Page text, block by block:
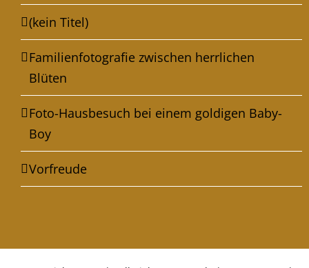
(kein Titel)
Familienfotografie zwischen herrlichen
Blüten
Foto-Hausbesuch bei einem goldigen Baby-
Boy
Vorfreude